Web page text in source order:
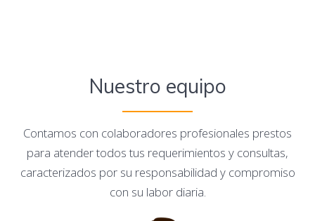
Nuestro equipo
Contamos con colaboradores profesionales prestos
para atender todos tus requerimientos y consultas,
caracterizados por su responsabilidad y compromiso
con su labor diaria.